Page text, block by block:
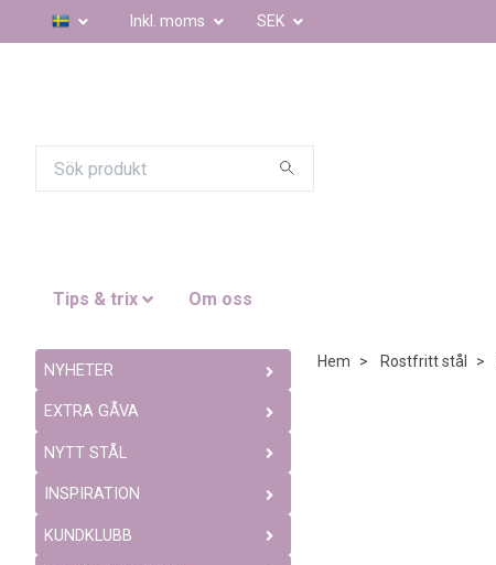
Inkl. moms SEK
Tips & trix Om oss
NYHETER
EXTRA GÅVA
NYTT STÅL
INSPIRATION
KUNDKLUBB
Hem Rostfritt stål